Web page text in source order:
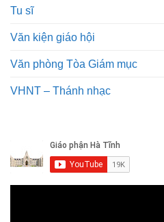
Tu sĩ
Văn kiện giáo hội
Văn phòng Tòa Giám mục
VHNT – Thánh nhạc